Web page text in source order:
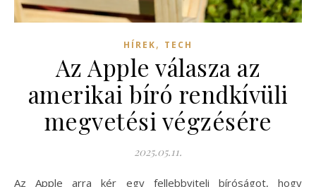
HÍREK, TECH
Az Apple válasza az
amerikai bíró rendkívüli
megvetési végzésére
2025.05.11.
Az Apple arra kér egy fellebbviteli bíróságot, hogy